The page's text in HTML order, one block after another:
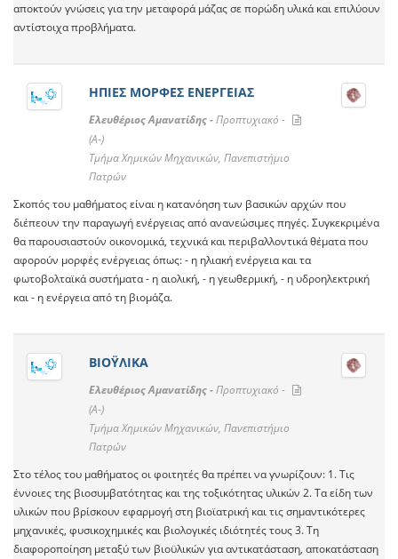
αποκτούν γνώσεις για την μεταφορά μάζας σε πορώδη υλικά και επιλύουν
αντίστοιχα προβλήματα.
ΗΠΙΕΣ ΜΟΡΦΕΣ ΕΝΕΡΓΕΙΑΣ
Ελευθέριος Αμανατίδης -Προπτυχιακό -
(A-)
Τμήμα Χημικών Μηχανικών, Πανεπιστήμιο
Πατρών
Σκοπός του μαθήματος είναι η κατανόηση των βασικών αρχών που
διέπεουν την παραγωγή ενέργειας από ανανεώσιμες πηγές. Συγκεκριμένα
θα παρουσιαστούν οικονομικά, τεχνικά και περιβαλλοντικά θέματα που
αφορούν μορφές ενέργειας όπως: - η ηλιακή ενέργεια και τα
φωτοβολταϊκά συστήματα - η αιολική, - η γεωθερμική, - η υδροηλεκτρική
και - η ενέργεια από τη βιομάζα.
ΒΙΟΫΛΙΚΑ
Ελευθέριος Αμανατίδης -Προπτυχιακό -
(A-)
Τμήμα Χημικών Μηχανικών, Πανεπιστήμιο
Πατρών
Στο τέλος του μαθήματος οι φοιτητές θα πρέπει να γνωρίζουν: 1. Τις
έννοιες της βιοσυμβατότητας και της τοξικότητας υλικών 2. Τα είδη των
υλικών που βρίσκουν εφαρμογή στη βιοϊατρική και τις σημαντικότερες
μηχανικές, φυσικοχημικές και βιολογικές ιδιότητές τους 3. Τη
διαφοροποίηση μεταξύ των βιοϋλικών για αντικατάσταση, αποκατάσταση